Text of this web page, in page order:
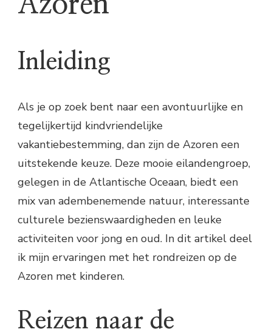
Inleiding
Als je op zoek bent naar een avontuurlijke en
tegelijkertijd kindvriendelijke
vakantiebestemming, dan zijn de Azoren een
uitstekende keuze. Deze mooie eilandengroep,
gelegen in de Atlantische Oceaan, biedt een
mix van adembenemende natuur, interessante
culturele bezienswaardigheden en leuke
activiteiten voor jong en oud. In dit artikel deel
ik mijn ervaringen met het rondreizen op de
Azoren met kinderen.
Reizen naar de